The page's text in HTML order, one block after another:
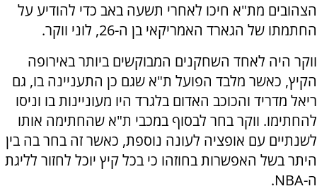
הצהובים מת"א חיכו לאחרי תשעה באב כדי להודיע על
החתמתו של הגארד האמריקאי בן ה-26, לוני ווקר.
ווקר היה לאחד השחקנים המבוקשים ביותר באירופה
הקיץ, כאשר מלבד הפועל ת"א שגם כן התעניינה בו, גם
ריאל מדריד והכוכב האדום בלגרד היו מעוניינות בו וניסו
להחתימו. ווקר בחר לבסוף במכבי ת"א שהחתימה אותו
לשנתיים עם אופציה לעונה נוספת, כאשר זה בחר בה בין
היתר בשל האפשרות בחוזהו כי בכל קיץ יוכל לחזור לליגת
ה-NBA.